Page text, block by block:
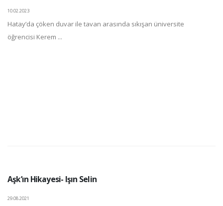
10.02.2023
Hatay’da çöken duvar ile tavan arasında sıkışan üniversite
öğrencisi Kerem ...
Aşk’ın Hikayesi- Işın Selin
29.08.2021